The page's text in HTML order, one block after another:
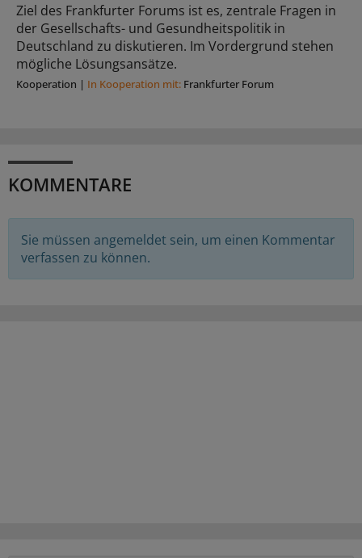
Ziel des Frankfurter Forums ist es, zentrale Fragen in
der Gesellschafts- und Gesundheitspolitik in
Deutschland zu diskutieren. Im Vordergrund stehen
mögliche Lösungsansätze.
Kooperation | In Kooperation mit: Frankfurter Forum
KOMMENTARE
Sie müssen angemeldet sein, um einen Kommentar
verfassen zu können.